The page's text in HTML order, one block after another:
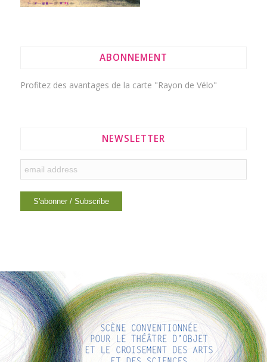
ABONNEMENT
Profitez des avantages de la carte "Rayon de Vélo"
NEWSLETTER
LIENS INTÉRESSANTS
Voici quelques liens intéressants pour vous ! Appréciez votre
séjour :)